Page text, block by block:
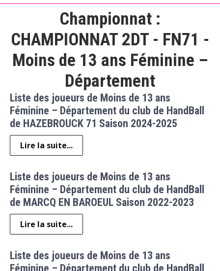
Championnat :
CHAMPIONNAT 2DT - FN71 -
Moins de 13 ans Féminine –
Département
Liste des joueurs de Moins de 13 ans
Féminine – Département du club de HandBall
de HAZEBROUCK 71 Saison 2024-2025
Lire la suite...
Liste des joueurs de Moins de 13 ans
Féminine – Département du club de HandBall
de MARCQ EN BAROEUL Saison 2022-2023
Lire la suite...
Liste des joueurs de Moins de 13 ans
Féminine – Département du club de HandBall